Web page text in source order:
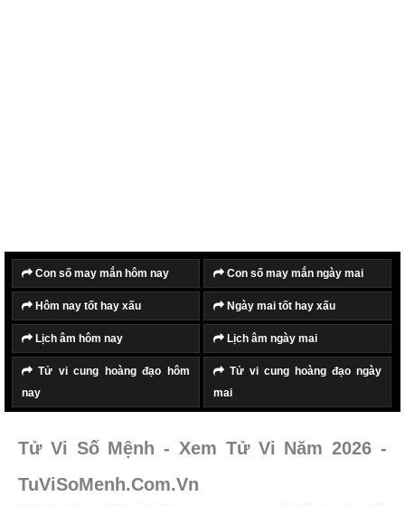
Con số may mắn hôm nay Con số may mắn ngày mai
Hôm nay tốt hay xấu Ngày mai tốt hay xấu
Lịch âm hôm nay Lịch âm ngày mai
Tử vi cung hoàng đạo hôm
nay
Tử vi cung hoàng đạo ngày
mai
Tử Vi Số Mệnh - Xem Tử Vi Năm 2026 -
TuViSoMenh.Com.Vn